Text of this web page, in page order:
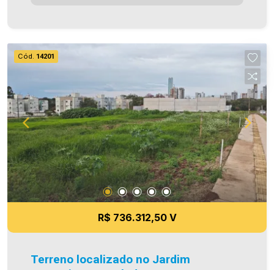
Fotos meramente ilustrativas
Cód. 14201
R$ 736.312,50 V
Terreno localizado no Jardim